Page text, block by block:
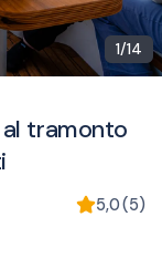
1/14
tramonto
5,0(5)